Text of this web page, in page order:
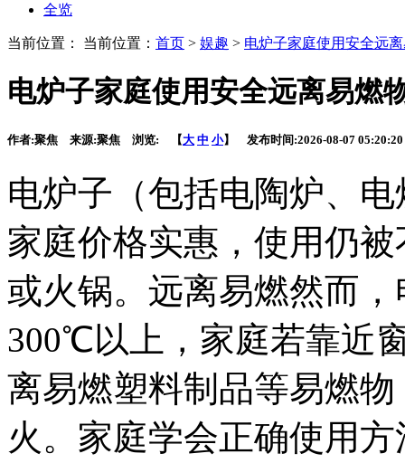
全览
当前位置： 当前位置： 首页 > 娱趣 > 电炉子家庭使用安全远
电炉子家庭使用安全远离易燃
作者:聚焦 来源:聚焦 浏览: 【大 中 小】 发布时间:2026-08-07 05:20:20
电炉子（包括电陶炉、
家庭价格实惠，使用仍被
或火锅。远离易燃然而
300℃以上，家庭若靠近
离易燃塑料制品等易燃
火。家庭学会正确使用